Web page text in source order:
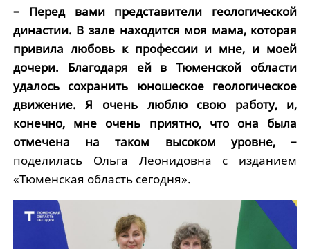
– Перед вами представители геологической
династии. В зале находится моя мама, которая
привила любовь к профессии и мне, и моей
дочери. Благодаря ей в Тюменской области
удалось сохранить юношеское геологическое
движение. Я очень люблю свою работу, и,
конечно, мне очень приятно, что она была
отмечена на таком высоком уровне, –
поделилась Ольга Леонидовна с изданием
«Тюменская область сегодня».